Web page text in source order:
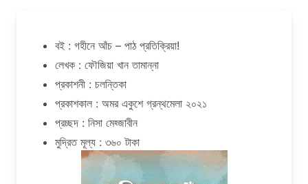
বই : গহীনে আঁচ – পাঠ প্রতিক্রিয়া!
লেখক : ফৌজিয়া খান তামান্না
প্রকাশনী : চলন্তিকা
প্রকাশকাল : অমর একুশে গ্রন্থমেলা ২০২১
প্রচ্ছদ : নিসা মেহ্জাবীন
মুদ্রিত মূল্য : ৩৬০ টাকা